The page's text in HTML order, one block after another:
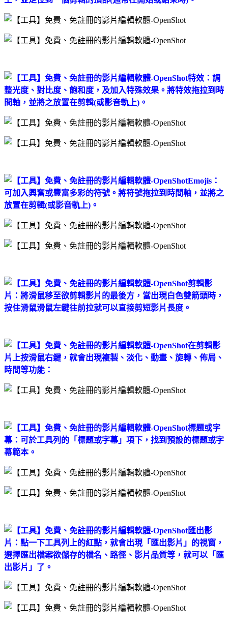
特效：調
整光度、對比度、飽和度，及加入特殊效果。將特效拖拉到時
間軸，並將之放置在剪輯(或影音軌上)。
Emojis：
可加入興奮或豐富多彩的符號。將符號拖拉到時間軸，並將之
放置在剪輯(或影音軌上)。
剪輯影
片：將滑鼠移至欲剪輯影片的最後方，當出現白色雙箭頭時，
按住滑鼠滑鼠左鍵往前拉就可以直接剪短影片長度。
在剪輯影
片上按滑鼠右鍵，就會出現複製、淡化、動畫、旋轉、佈局、
時間等功能：
標題或字
幕：可於工具列的「標題或字幕」項下，找到預設的標題或字
幕範本。
匯出影
片：點一下工具列上的紅點，就會出現「匯出影片」的視窗，
選擇匯出檔案欲儲存的檔名、路徑、影片品質等，就可以「匯
出影片」了。